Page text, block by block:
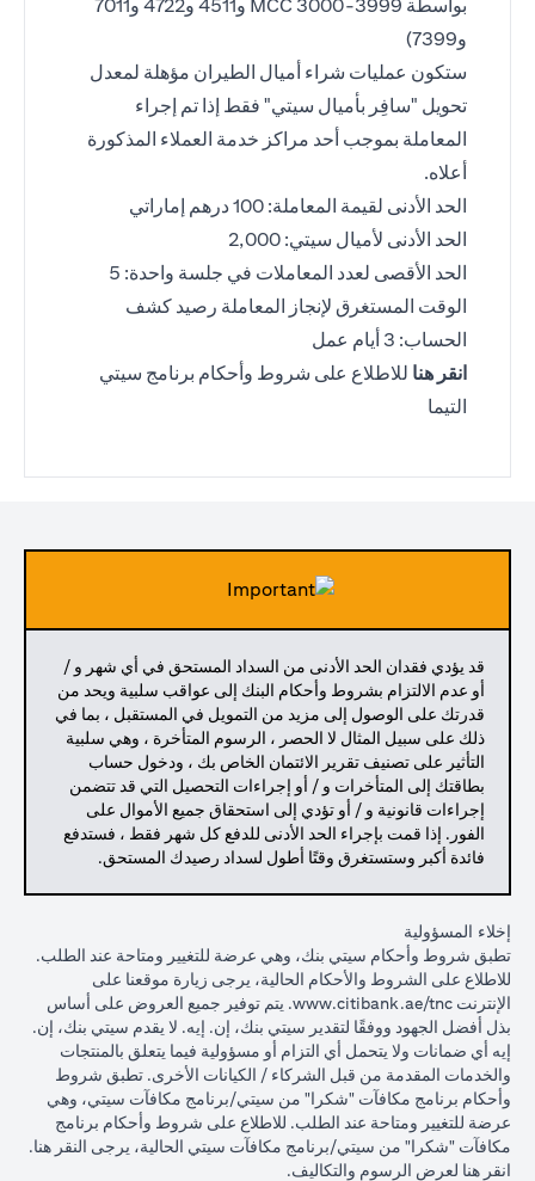
بواسطة MCC 3000-3999 و4511 و4722 و7011
و7399)
ستكون عمليات شراء أميال الطيران مؤهلة لمعدل
تحويل "سافِر بأميال سيتي" فقط إذا تم إجراء
المعاملة بموجب أحد مراكز خدمة العملاء المذكورة
أعلاه.
الحد الأدنى لقيمة المعاملة: 100 درهم إماراتي
الحد الأدنى لأميال سيتي: 2,000
الحد الأقصى لعدد المعاملات في جلسة واحدة: 5
الوقت المستغرق لإنجاز المعاملة رصيد كشف
الحساب: 3 أيام عمل
انقر هنا للاطلاع على شروط وأحكام برنامج سيتي
التيما
قد يؤدي فقدان الحد الأدنى من السداد المستحق في أي شهر و /
أو عدم الالتزام بشروط وأحكام البنك إلى عواقب سلبية ويحد من
قدرتك على الوصول إلى مزيد من التمويل في المستقبل ، بما في
ذلك على سبيل المثال لا الحصر ، الرسوم المتأخرة ، وهي سلبية
التأثير على تصنيف تقرير الائتمان الخاص بك ، ودخول حساب
بطاقتك إلى المتأخرات و / أو إجراءات التحصيل التي قد تتضمن
إجراءات قانونية و / أو تؤدي إلى استحقاق جميع الأموال على
الفور. إذا قمت بإجراء الحد الأدنى للدفع كل شهر فقط ، فستدفع
فائدة أكبر وستستغرق وقتًا أطول لسداد رصيدك المستحق.
إخلاء المسؤولية
تطبق شروط وأحكام سيتي بنك، وهي عرضة للتغيير ومتاحة عند الطلب.
للاطلاع على الشروط والأحكام الحالية، يرجى زيارة موقعنا على
الإنترنت www.citibank.ae/tnc
(opens in a new tab). يتم توفير جميع العروض على أساس
بذل أفضل الجهود ووفقًا لتقدير سيتي بنك، إن. إيه. لا يقدم سيتي بنك، إن.
إيه أي ضمانات ولا يتحمل أي التزام أو مسؤولية فيما يتعلق بالمنتجات
والخدمات المقدمة من قبل الشركاء / الكيانات الأخرى. تطبق شروط
وأحكام برنامج مكافآت "شكرا" من سيتي/برنامج مكافآت سيتي، وهي
عرضة للتغيير ومتاحة عند الطلب. للاطلاع على شروط وأحكام برنامج
مكافآت "شكرا" من سيتي/برنامج مكافآت سيتي الحالية، يرجى النقر هنا.
انقر هنا لعرض الرسوم والتكاليف.